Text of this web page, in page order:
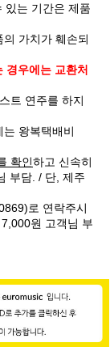
있는 기간은 제품
가치가 훼손되
경우에는 교환처
트 연주를 하지
왕복택배비
확인하고 신속히
부담. / 단, 제주
로 연락주시
원 고객님 부